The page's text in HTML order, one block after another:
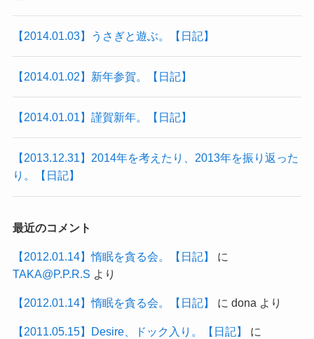
【2014.01.03】うさぎと遊ぶ。【日記】
【2014.01.02】新年参賀。【日記】
【2014.01.01】謹賀新年。【日記】
【2013.12.31】2014年を考えたり、2013年を振り返った
り。【日記】
最近のコメント
【2012.01.14】惰眠を貪る会。【日記】
に
TAKA@P.P.R.S より
【2012.01.14】惰眠を貪る会。【日記】 に dona より
【2011.05.15】Desire、ドック入り。【日記】
に